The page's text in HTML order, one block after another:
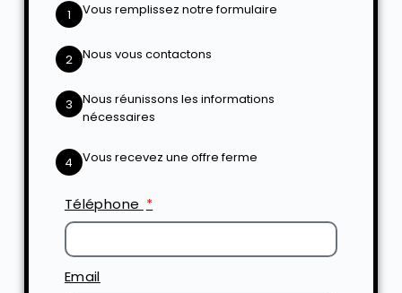
1 Vous remplissez notre formulaire
2 Nous vous contactons
3
Nous réunissons les informations
nécessaires
4 Vous recevez une offre ferme
Téléphone
Email